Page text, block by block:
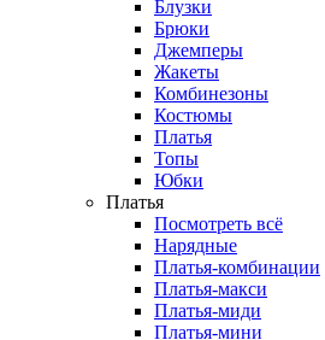
Блузки
Брюки
Джемперы
Жакеты
Комбинезоны
Костюмы
Платья
Топы
Юбки
Платья
Посмотреть всё
Нарядные
Платья-комбинации
Платья-макси
Платья-миди
Платья-мини